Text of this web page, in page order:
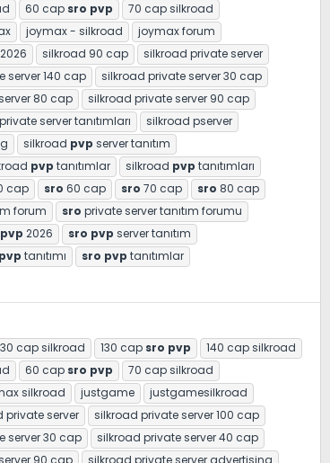
60 cap sro pvp
70 cap silkroad
joymax - silkroad
joymax forum
silkroad 90 cap
silkroad private server
server 140 cap
silkroad private server 30 cap
80 cap
silkroad private server 90 cap
server tanıtımları
silkroad pserver
silkroad pvp server tanıtım
pvp tanıtımlar silkroad pvp tanıtımları
cap sro 60 cap sro 70 cap sro 80 cap
forum sro private server tanıtım forumu
pvp 2026 sro pvp server tanıtım
pvp tanıtımı sro pvp tanıtımlar
cap silkroad 130 cap sro pvp
140 cap silkroad
60 cap sro pvp
70 cap silkroad
silkroad justgame
justgamesilkroad
private server
silkroad private server 100 cap
server 30 cap
silkroad private server 40 cap